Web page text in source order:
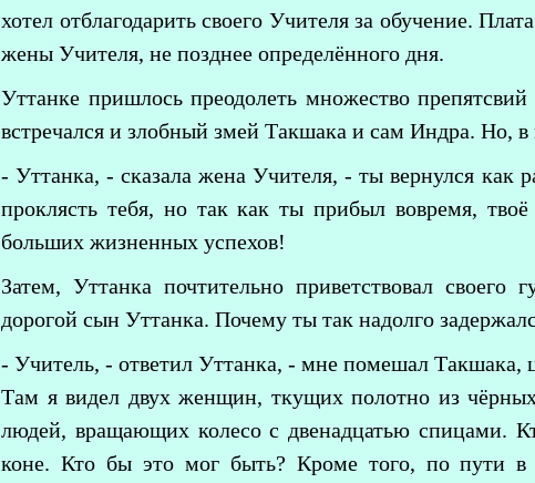
хотел отблагодарить своего Учителя за обучение.
жены Учителя, не позднее определённого дня.
Уттанке пришлось преодолеть множество
встречался и злобный змей Такшака и сам Индра. Но,
- Уттанка, - сказала жена Учителя, - ты вернулся как
проклясть тебя, но так как ты прибыл вовремя,
больших жизненных успехов!
Затем, Уттанка почтительно приветствовал
дорогой сын Уттанка. Почему ты так надолго
- Учитель, - ответил Уттанка, - мне помешал Такшака,
Там я видел двух женщин, ткущих полотно из
людей, вращающих колесо с двенадцатью спицами.
коне. Кто бы это мог быть? Кроме того, по пути в